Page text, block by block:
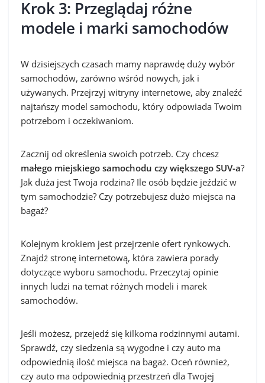
Krok 3: Przeglądaj różne
modele i marki samochodów
W dzisiejszych czasach mamy naprawdę duży wybór
samochodów, zarówno wśród nowych, jak i
używanych. Przejrzyj witryny internetowe, aby znaleźć
najtańszy model samochodu, który odpowiada Twoim
potrzebom i oczekiwaniom.
Zacznij od określenia swoich potrzeb. Czy chcesz
małego miejskiego samochodu czy większego SUV-a?
Jak duża jest Twoja rodzina? Ile osób będzie jeździć w
tym samochodzie? Czy potrzebujesz dużo miejsca na
bagaż?
Kolejnym krokiem jest przejrzenie ofert rynkowych.
Znajdź stronę internetową, która zawiera porady
dotyczące wyboru samochodu. Przeczytaj opinie
innych ludzi na temat różnych modeli i marek
samochodów.
Jeśli możesz, przejedź się kilkoma rodzinnymi autami.
Sprawdź, czy siedzenia są wygodne i czy auto ma
odpowiednią ilość miejsca na bagaż. Oceń również,
czy auto ma odpowiednią przestrzeń dla Twojej